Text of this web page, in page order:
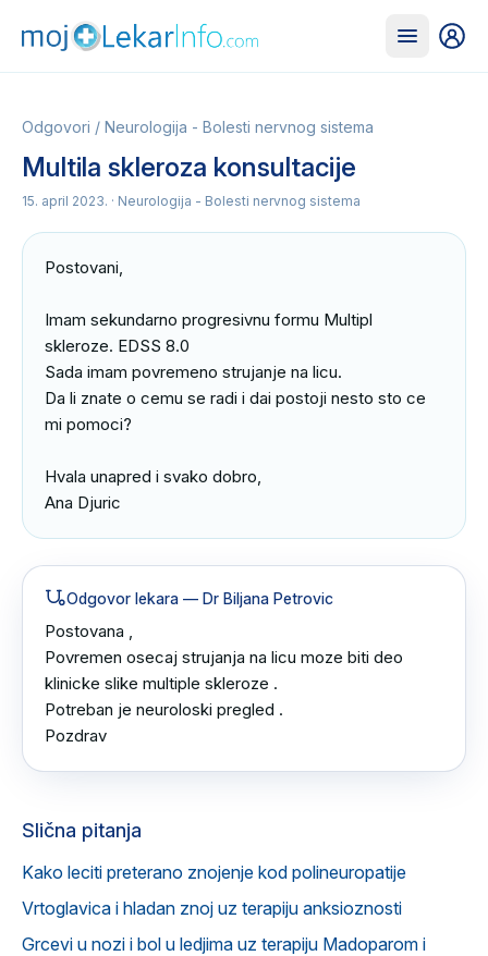
Odgovori / Neurologija - Bolesti nervnog sistema
Multila skleroza konsultacije
15. april 2023. · Neurologija - Bolesti nervnog sistema
Postovani,
Imam sekundarno progresivnu formu Multipl
skleroze. EDSS 8.0
Sada imam povremeno strujanje na licu.
Da li znate o cemu se radi i dai postoji nesto sto ce
mi pomoci?
Hvala unapred i svako dobro,
Ana Djuric
Odgovor lekara — Dr Biljana Petrovic
Postovana ,
Povremen osecaj strujanja na licu moze biti deo
klinicke slike multiple skleroze .
Potreban je neuroloski pregled .
Pozdrav
Slična pitanja
Kako leciti preterano znojenje kod polineuropatije
Vrtoglavica i hladan znoj uz terapiju anksioznosti
Grcevi u nozi i bol u ledjima uz terapiju Madoparom i